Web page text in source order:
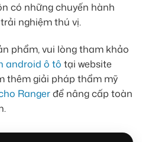
có những chuyến hành
nghiệm thú vị.
phẩm, vui lòng tham khảo
android ô tô tại website
thêm giải pháp thẩm mỹ
Rangerđể nâng cấp toàn